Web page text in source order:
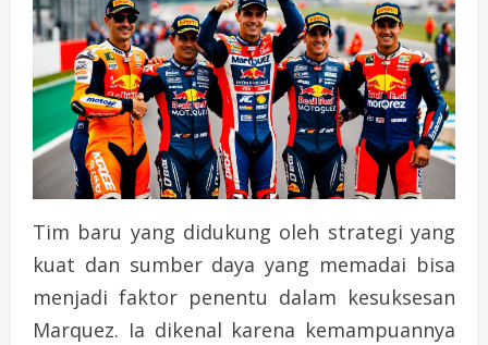
Tim baru yang didukung oleh strategi yang
kuat dan sumber daya yang memadai bisa
menjadi faktor penentu dalam kesuksesan
Marquez. Ia dikenal karena kemampuannya